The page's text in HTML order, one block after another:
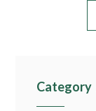
Category